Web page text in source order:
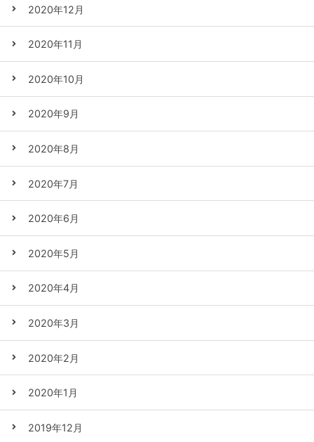
2020年12月
2020年11月
2020年10月
2020年9月
2020年8月
2020年7月
2020年6月
2020年5月
2020年4月
2020年3月
2020年2月
2020年1月
2019年12月